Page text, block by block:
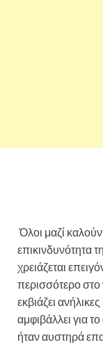
Όλοι μαζί
επικινδυνότητα
χρειάζεται
περισσότερο
εκβιάζει
αμφιβάλλει για
ήταν αυστηρά